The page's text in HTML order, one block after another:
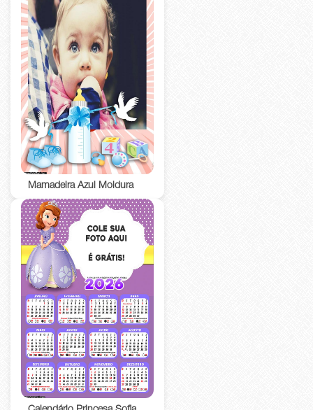
Mamadeira Azul Moldura